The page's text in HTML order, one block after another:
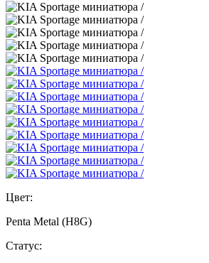
Цвет:
Penta Metal (H8G)
Статус: